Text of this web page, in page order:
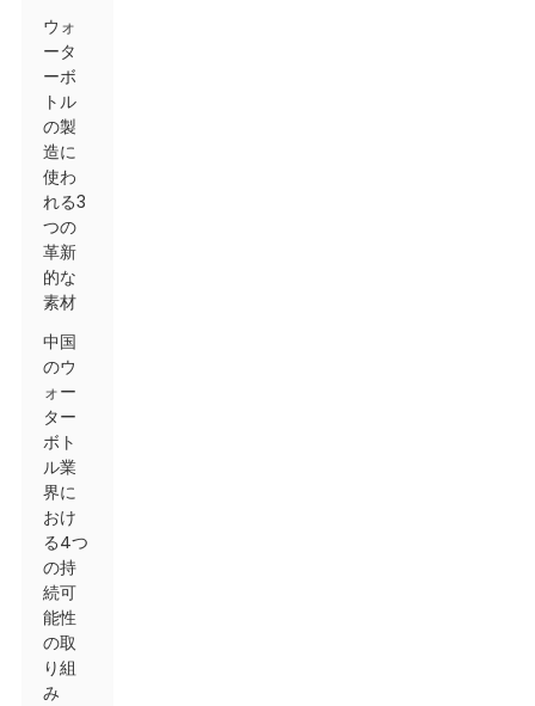
ウォ
ータ
ーボ
トル
の製
造に
使わ
れる3
つの
革新
的な
素材
中国
のウ
ォー
ター
ボト
ル業
界に
おけ
る4つ
の持
続可
能性
の取
り組
み